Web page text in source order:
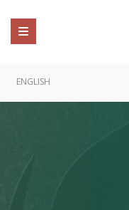
ENGLISH